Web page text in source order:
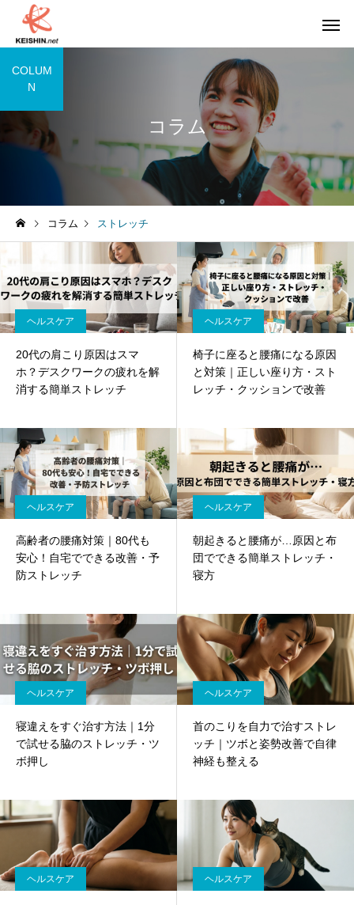
コラム
COLUM
N
コラム ストレッチ
ヘルスケア
20代の肩こり原因はスマ
ホ？デスクワークの疲れを解
消する簡単ストレッチ
ヘルスケア
椅子に座ると腰痛になる原因
と対策｜正しい座り方・スト
レッチ・クッションで改善
ヘルスケア
高齢者の腰痛対策｜80代も
安心！自宅でできる改善・予
防ストレッチ
ヘルスケア
朝起きると腰痛が…原因と布
団でできる簡単ストレッチ・
寝方
ヘルスケア
寝違えをすぐ治す方法｜1分
で試せる脇のストレッチ・ツ
ボ押し
ヘルスケア
首のこりを自力で治すストレ
ッチ｜ツボと姿勢改善で自律
神経も整える
ヘルスケア ヘルスケア